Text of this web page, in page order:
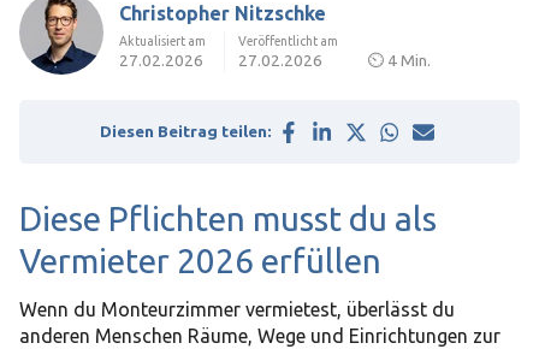
Christopher Nitzschke
Aktualisiert am
27.02.2026
Veröffentlicht am
27.02.2026 ⏲ 4 Min.
Diesen Beitrag teilen:
Diese Pflichten musst du als
Vermieter 2026 erfüllen
Wenn du Monteurzimmer vermietest, überlässt du
anderen Menschen Räume, Wege und Einrichtungen zur